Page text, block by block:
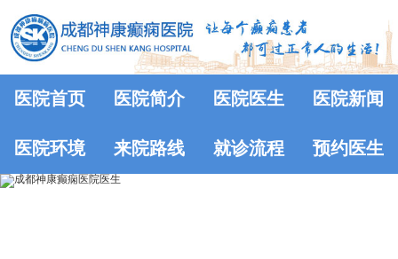
医院首页 医院简介 医院医生 医院新闻
医院环境 来院路线 就诊流程 预约医生